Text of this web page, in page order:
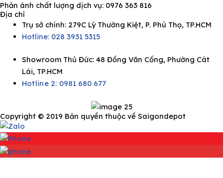
Phản ánh chất lượng dịch vụ: 0976 363 816
Địa chỉ
Trụ sở chính: 279C Lý Thường Kiệt, P. Phú Thọ, TP.HCM
Hotline: 028 3931 5315
Showroom Thủ Đức: 48 Đồng Văn Cống, Phường Cát
Lái, TP.HCM
Hotline 2: 0981 680 677
Copyright © 2019 Bản quyền thuộc về Saigondepot